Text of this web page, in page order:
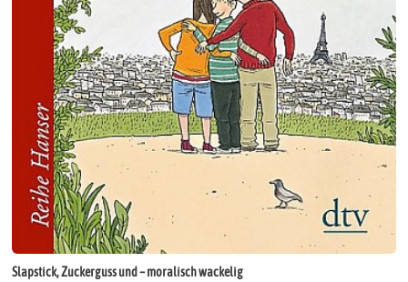
Slapstick, Zuckerguss und – moralisch wackelig